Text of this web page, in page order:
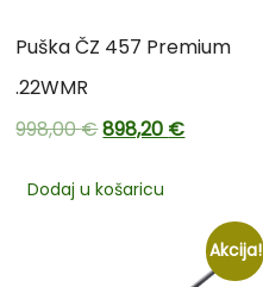
Puška ČZ 457 Premium
.22WMR
998,00€898,20 €
Dodaj u košaricu
Akcija!